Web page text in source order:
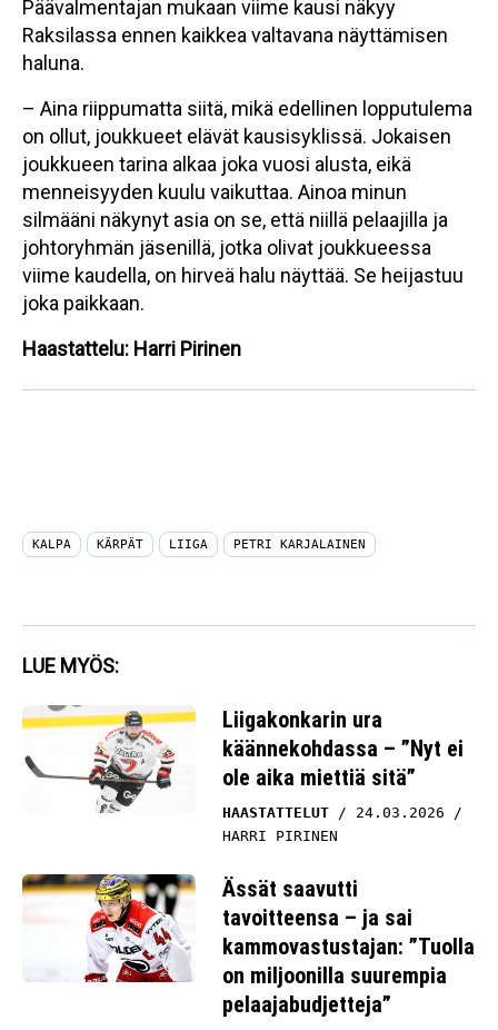
Päävalmentajan mukaan viime kausi näkyy
Raksilassa ennen kaikkea valtavana näyttämisen
haluna.
– Aina riippumatta siitä, mikä edellinen lopputulema
on ollut, joukkueet elävät kausisyklissä. Jokaisen
joukkueen tarina alkaa joka vuosi alusta, eikä
menneisyyden kuulu vaikuttaa. Ainoa minun
silmääni näkynyt asia on se, että niillä pelaajilla ja
johtoryhmän jäsenillä, jotka olivat joukkueessa
viime kaudella, on hirveä halu näyttää. Se heijastuu
joka paikkaan.
Haastattelu: Harri Pirinen
KALPA KÄRPÄT LIIGA PETRI KARJALAINEN
LUE MYÖS:
käännekohdassa – ”Nyt ei
ole aika miettiä sitä”
HAASTATTELUT
24.03.2026
tavoitteensa – ja sai
kammovastustajan: ”Tuolla
on miljoonilla suurempia
pelaajabudjetteja”
HAASTATTELUT
20.03.2026